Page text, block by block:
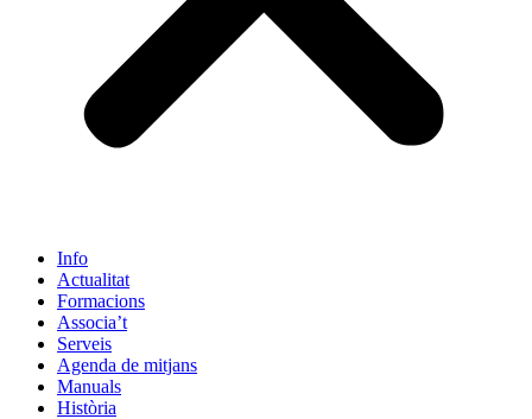
Info
Actualitat
Formacions
Associa’t
Serveis
Agenda de mitjans
Manuals
Història